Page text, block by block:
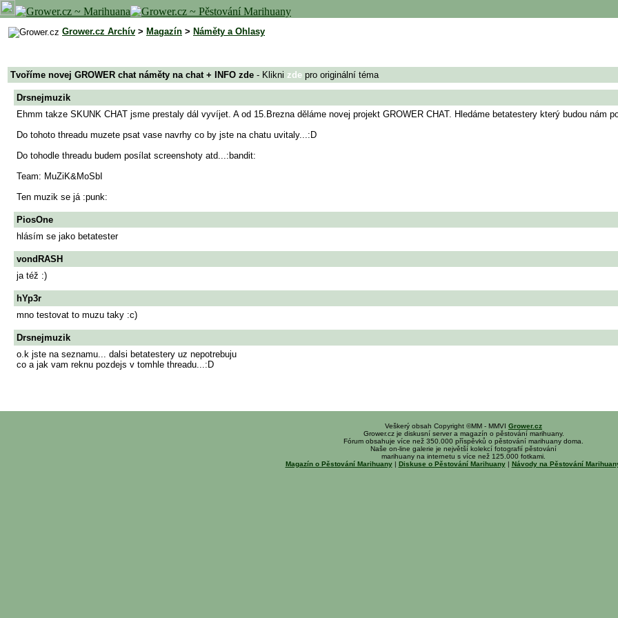
Grower.cz Archív > Magazín > Náměty a Ohlasy
Tvoříme novej GROWER chat náměty na chat + INFO zde - Klikni zde pro originální téma
Drsnejmuzik
Ehmm takze SKUNK CHAT jsme prestaly dál vyvíjet. A od 15.Brezna děláme novej projekt GROWER CHAT. Hledáme betatestery který budou nám
Do tohoto threadu muzete psat vase navrhy co by jste na chatu uvitaly...:D
Do tohodle threadu budem posílat screenshoty atd...:bandit:
Team: MuZiK&MoSbI
Ten muzik se já :punk:
PiosOne
hlásím se jako betatester
vondRASH
ja též :)
hYp3r
mno testovat to muzu taky :c)
Drsnejmuzik
o.k jste na seznamu... dalsi betatestery uz nepotrebuju
co a jak vam reknu pozdejs v tomhle threadu...:D
Veškerý obsah Copyright ©MM - MMVI Grower.cz
Grower.cz je diskusní server a magazín o pěstování marihuany.
Fórum obsahuje více než 350.000 příspěvků o pěstování marihuany doma.
Naše on-line galerie je největší kolekcí fotografií pěstování
marihuany na internetu s více než 125.000 fotkami.
Magazín o Pěstování Marihuany| Diskuse o Pěstování Marihuany| Návody na Pěstování